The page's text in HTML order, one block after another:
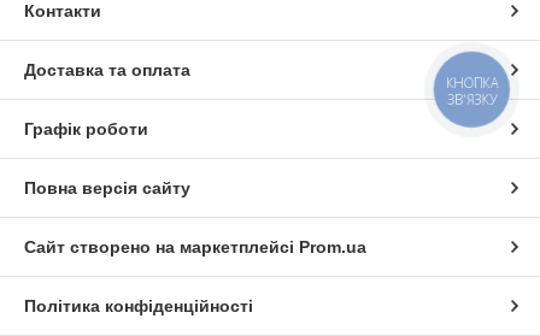
Контакти
Доставка та оплата
Графік роботи
Повна версія сайту
Сайт створено на маркетплейсі Prom.ua
Політика конфіденційності
КНОПКА
ЗВ'ЯЗКУ